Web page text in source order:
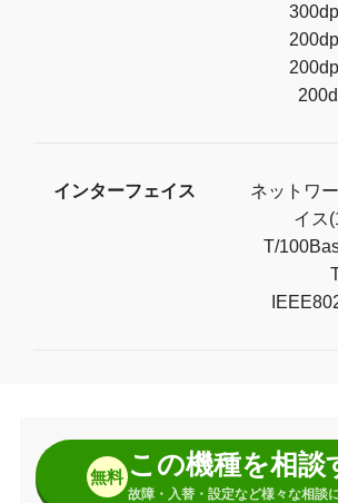
インターフェイス
ネットワ
イス
T/
無料 この機種を相談
故障・入替・設定など様々な相談